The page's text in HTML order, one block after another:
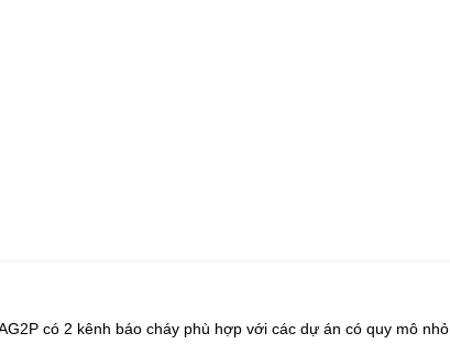
có 2 kênh báo cháy phù hợp với các dự án có quy mô nhỏ.